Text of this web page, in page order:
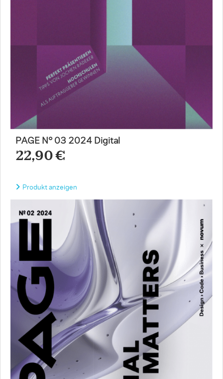
PAGE N° 03 2024 Digital
22,90 €
Produkt anzeigen